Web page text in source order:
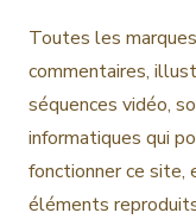
Toutes les
commentaires,
séquences vidéo,
informatiques qui
fonctionner ce
éléments